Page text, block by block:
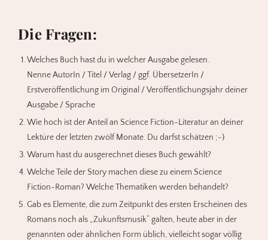
Die Fragen:
Welches Buch hast du in welcher Ausgabe gelesen.
Nenne AutorIn / Titel / Verlag / ggf. ÜbersetzerIn /
Erstveröffentlichung im Original / Veröffentlichungsjahr deiner
Ausgabe / Sprache
Wie hoch ist der Anteil an Science Fiction-Literatur an deiner
Lektüre der letzten zwölf Monate. Du darfst schätzen ;-)
Warum hast du ausgerechnet dieses Buch gewählt?
Welche Teile der Story machen diese zu einem Science
Fiction-Roman? Welche Thematiken werden behandelt?
Gab es Elemente, die zum Zeitpunkt des ersten Erscheinen des
Romans noch als „Zukunftsmusik“ galten, heute aber in der
genannten oder ähnlichen Form üblich, vielleicht sogar völlig